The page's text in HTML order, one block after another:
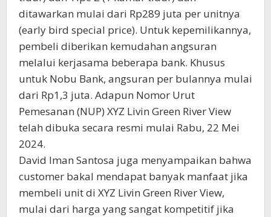
ditawarkan mulai dari Rp289 juta per unitnya
(early bird special price). Untuk kepemilikannya,
pembeli diberikan kemudahan angsuran
melalui kerjasama beberapa bank. Khusus
untuk Nobu Bank, angsuran per bulannya mulai
dari Rp1,3 juta. Adapun Nomor Urut
Pemesanan (NUP) XYZ Livin Green River View
telah dibuka secara resmi mulai Rabu, 22 Mei
2024.
David Iman Santosa juga menyampaikan bahwa
customer bakal mendapat banyak manfaat jika
membeli unit di XYZ Livin Green River View,
mulai dari harga yang sangat kompetitif jika